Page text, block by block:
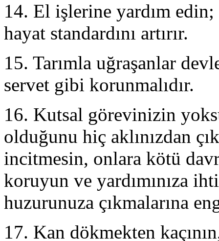
14. El işlerine yardım
hayat standardını artırır.
15. Tarımla uğraşanlar
servet gibi korunmalıdır.
16. Kutsal görevinizin
olduğunu hiç aklınızdan
incitmesin, onlara kötü
koruyun ve yardımınıza
huzurunuza çıkmalarına
17. Kan dökmekten